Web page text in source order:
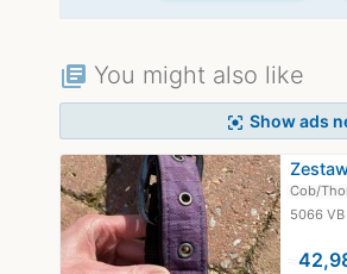
library_books You might also like
center_focus_strong Show ads
Cob/
5066